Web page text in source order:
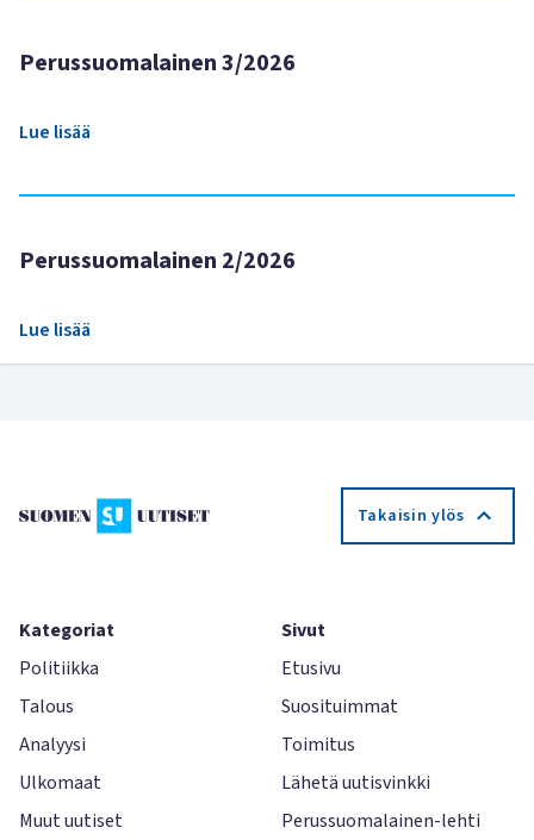
Perussuomalainen 3/2026
Lue lisää
Perussuomalainen 2/2026
Lue lisää
Takaisin ylös
Kategoriat
Politiikka
Talous
Analyysi
Ulkomaat
Muut uutiset
Sivut
Etusivu
Suosituimmat
Toimitus
Lähetä uutisvinkki
Perussuomalainen-lehti